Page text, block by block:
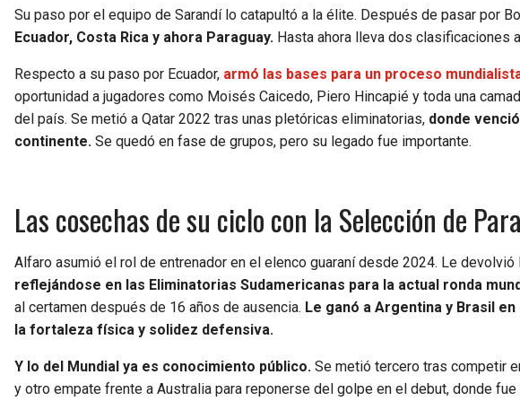
Su paso por el equipo de Sarandí lo catapultó a la élite. Después de pasar por
Ecuador, Costa Rica y ahora Paraguay. Hasta ahora lleva dos clasificaciones
Respecto a su paso por Ecuador, armó las bases para un proceso
oportunidad a jugadores como Moisés Caicedo, Piero Hincapié y toda una
del país. Se metió a Qatar 2022 tras unas pletóricas eliminatorias, donde
continente. Se quedó en fase de grupos, pero su legado fue importante.
Las cosechas de su ciclo con la Selección de
Alfaro asumió el rol de entrenador en el elenco guaraní desde 2024. Le devolvió
reflejándose en las Eliminatorias Sudamericanas para la actual ronda
al certamen después de 16 años de ausencia. Le ganó a Argentina y Brasil
la fortaleza física y solidez defensiva.
Y lo del Mundial ya es conocimiento público. Se metió tercero tras competir
y otro empate frente a Australia para reponerse del golpe en el debut, donde